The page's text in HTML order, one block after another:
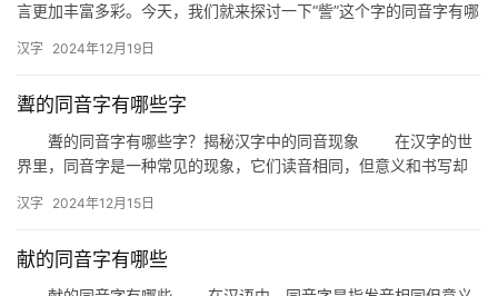
言更加丰富多彩。今天，我们就来探讨一下“訾”这个字的同音字有哪
汉字 2024年12月19日
聻的同音字有哪些字
聻的同音字有哪些字？揭秘汉字中的同音现象 在汉字的世
界里，同音字是一种常见的现象，它们读音相同，但意义和书写却
这…
汉字 2024年12月15日
献的同音字有哪些